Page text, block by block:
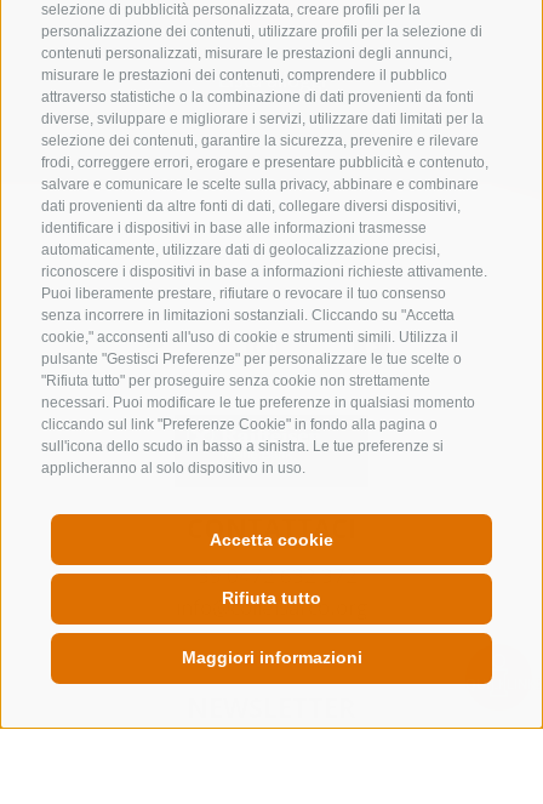
selezione di pubblicità personalizzata, creare profili per la
personalizzazione dei contenuti, utilizzare profili per la selezione di
contenuti personalizzati, misurare le prestazioni degli annunci,
misurare le prestazioni dei contenuti, comprendere il pubblico
attraverso statistiche o la combinazione di dati provenienti da fonti
diverse, sviluppare e migliorare i servizi, utilizzare dati limitati per la
selezione dei contenuti, garantire la sicurezza, prevenire e rilevare
frodi, correggere errori, erogare e presentare pubblicità e contenuto,
salvare e comunicare le scelte sulla privacy, abbinare e combinare
dati provenienti da altre fonti di dati, collegare diversi dispositivi,
identificare i dispositivi in base alle informazioni trasmesse
automaticamente, utilizzare dati di geolocalizzazione precisi,
riconoscere i dispositivi in base a informazioni richieste attivamente.
Puoi liberamente prestare, rifiutare o revocare il tuo consenso
senza incorrere in limitazioni sostanziali. Cliccando su "Accetta
cookie," acconsenti all'uso di cookie e strumenti simili. Utilizza il
pulsante "Gestisci Preferenze" per personalizzare le tue scelte o
"Rifiuta tutto" per proseguire senza cookie non strettamente
necessari. Puoi modificare le tue preferenze in qualsiasi momento
cliccando sul link "Preferenze Cookie" in fondo alla pagina o
sull'icona dello scudo in basso a sinistra. Le tue preferenze si
applicheranno al solo dispositivo in uso.
Accetta cookie
Rifiuta tutto
Maggiori informazioni
Lista alloggi
CONTATTACI
+39 0472 632 372
info@colleisarco.org
QUICKLINKS